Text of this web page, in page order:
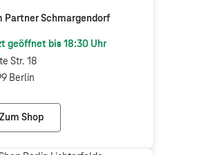
Partner Schmargendorf
geöffnet bis 18:30 Uhr
Str. 18
Berlin
Zum Shop
Telekom Partner Schmargendorf